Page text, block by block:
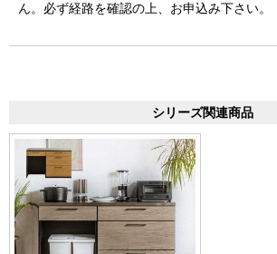
ん。必ず経路を確認の上、お申込み下さい。
シリーズ関連商品